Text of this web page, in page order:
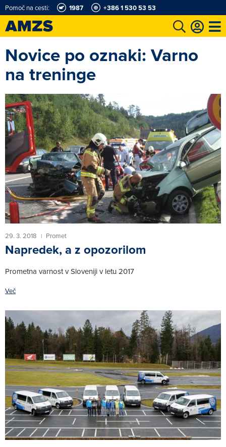
Pomoč na cesti: 1987 +386 1 530 53 53
Karting in motošportni center Najboljši za volanom
Novice po oznaki: Varno
na treninge
29. 3. 2018 | Promet
Napredek, a z opozorilom
Prometna varnost v Sloveniji v letu 2017
Več